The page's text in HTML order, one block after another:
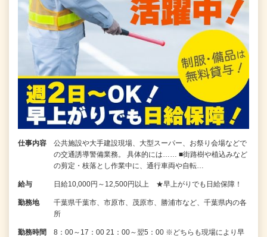
仕事内容
公共施設や大手建設現場、大型スーパー、お祭り会場などで
の交通誘導警備業務。 具体的には…… ■街路樹や植込みなど
の剪定・枝落とし作業中に、通行車両や自転…
給与 日給10,000円～12,500円以上 ★早上がりでも日給保障！
勤務地
千葉県千葉市、市原市、茂原市、勝浦市など、千葉県内の各
所
勤務時間
8：00～17：00 21：00～翌5：00 ※どちらも現場により早